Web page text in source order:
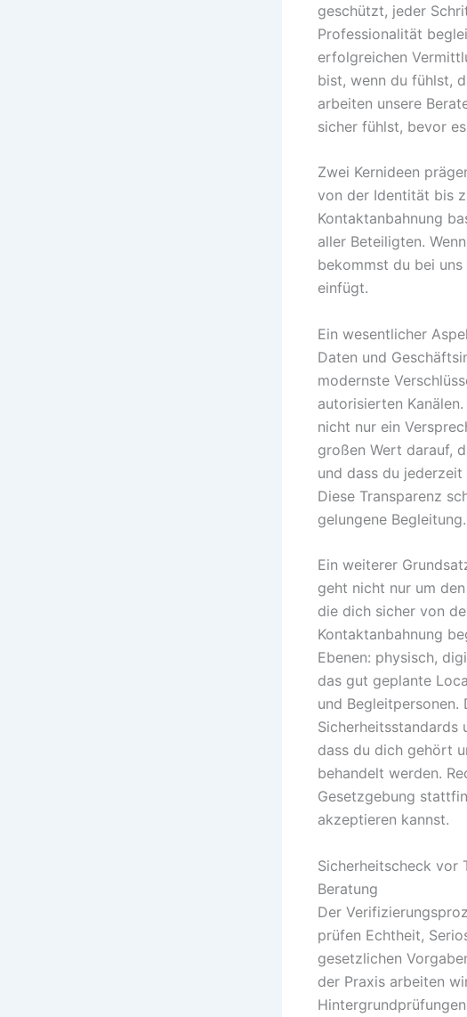
geschützt, jeder
Professionalität
erfolgreichen
bist, wenn du fühlst,
arbeiten unsere
sicher fühlst, bevor
Zwei Kernideen
von der Identität bis
Kontaktanbahnung
aller Beteiligten.
bekommst du bei
einfügt.
Ein wesentlicher
Daten und
modernste
autorisierten
nicht nur ein
großen Wert darauf,
und dass du
Diese Transparenz
gelungene Begleitung.
Ein weiterer
geht nicht nur um
die dich sicher von
Kontaktanbahnung
Ebenen: physisch,
das gut geplante
und
Sicherheitsstandards
dass du dich gehört
behandelt werden.
Gesetzgebung
akzeptieren kannst.
Sicherheitscheck vor
Beratung
Der
prüfen Echtheit,
gesetzlichen
der Praxis arbeiten